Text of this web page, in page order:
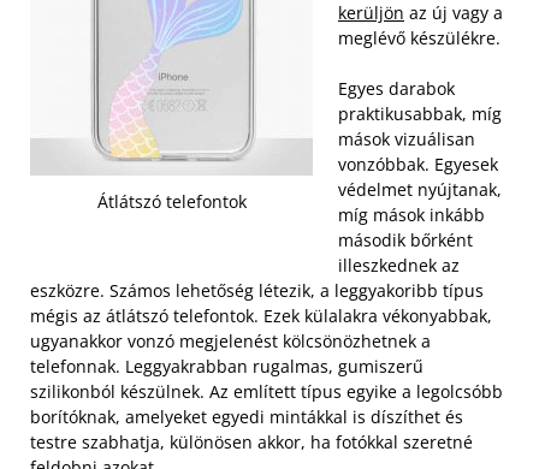
Átlátszó telefontok
kerüljön az új vagy a
meglévő készülékre.
Egyes darabok
praktikusabbak, míg
mások vizuálisan
vonzóbbak. Egyesek
védelmet nyújtanak,
míg mások inkább
második bőrként
illeszkednek az
eszközre. Számos lehetőség létezik, a leggyakoribb típus
mégis az átlátszó telefontok. Ezek külalakra vékonyabbak,
ugyanakkor vonzó megjelenést kölcsönözhetnek a
telefonnak. Leggyakrabban rugalmas, gumiszerű
szilikonból készülnek. Az említett típus egyike a legolcsóbb
borítóknak, amelyeket egyedi mintákkal is díszíthet és
testre szabhatja, különösen akkor, ha fotókkal szeretné